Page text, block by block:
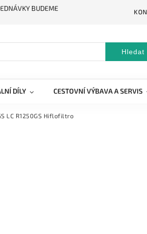
BUDEME
Hledat
DÍLY CESTOVNÍ VÝBAVA A SERVIS
LC R1250GS Hiflofiltro